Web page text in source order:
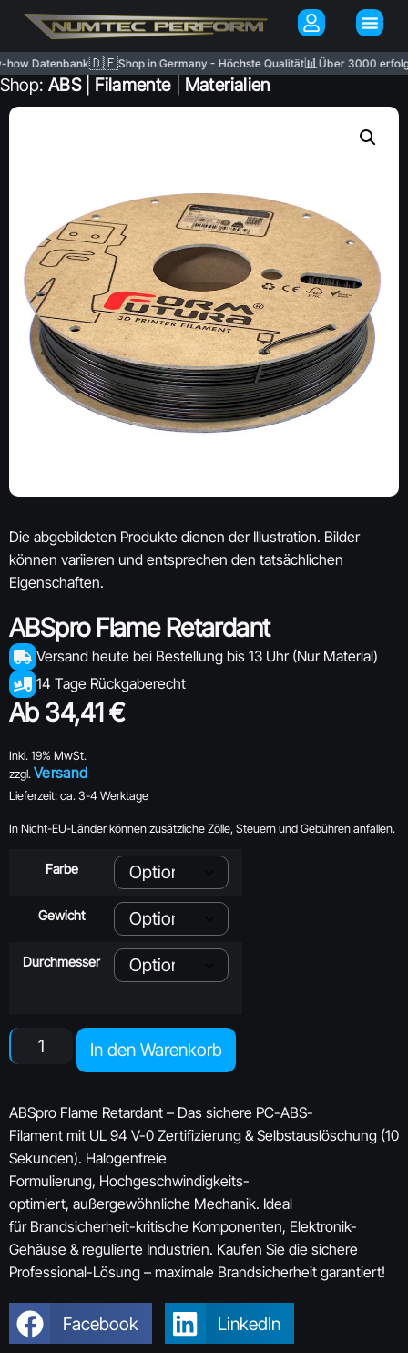
Datenbank🇩🇪Shop in Germany - Höchste Qualität📊Über 3000
Shop: ABS| Filamente| Materialien
Die abgebildeten Produkte dienen der Illustration. Bilder
können variieren und entsprechen den tatsächlichen
Eigenschaften.
ABSpro Flame Retardant
Versand heute bei Bestellung bis 13 Uhr (Nur Material)
14 Tage Rückgaberecht
Ab 34,41€
Inkl. 19% MwSt.
zzgl. Versand
Lieferzeit: ca. 3-4 Werktage
In Nicht-EU-Länder können zusätzliche Zölle, Steuern und Gebühren anfallen.
Farbe
Gewicht
Durchmesser
In den Warenkorb
ABSpro Flame Retardant – Das sichere PC-ABS-
Filament mit UL 94 V-0 Zertifizierung & Selbstauslöschung (10
Sekunden). Halogenfreie
Formulierung, Hochgeschwindigkeits-
optimiert, außergewöhnliche Mechanik. Ideal
für Brandsicherheit-kritische Komponenten, Elektronik-
Gehäuse & regulierte Industrien. Kaufen Sie die sichere
Professional-Lösung – maximale Brandsicherheit garantiert!
Facebook LinkedIn